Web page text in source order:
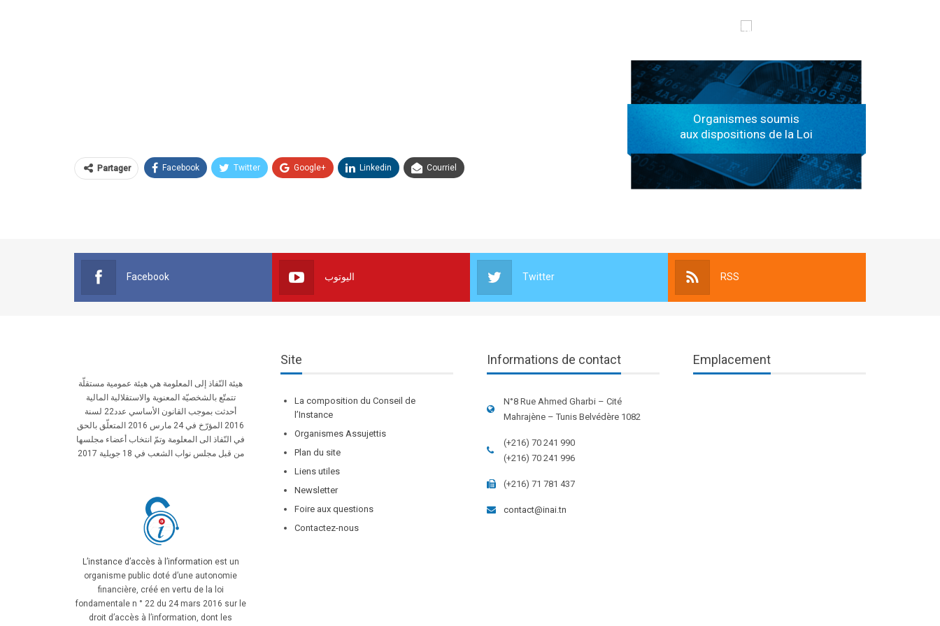
Partager Facebook Twitter Google+ Linkedin Courriel
الهياكل الخاضعة لقانون النفاذ إلى المعلومة
Organismes soumis
aux dispositions de la Loi
Facebook اليوتوب Twitter RSS
هيئة النّفاذ إلى المعلومة هي هيئة عمومية مستقلّة
تتمتّع بالشخصيّة المعنوية والاستقلالية المالية
أحدثت بموجب القانون الأساسي عدد22 لسنة
2016 المؤرّخ في 24 مارس 2016 المتعلّق بالحق
في النّفاذ الى المعلومة وتمّ انتخاب أعضاء مجلسها
من قبل مجلس نواب الشعب في 18 جويلية 2017
L’instance d’accès à l’information est un
organisme public doté d’une autonomie
financière, créé en vertu de la loi
fondamentale n ° 22 du 24 mars 2016 sur le
droit d’accès à l’information, dont les
Site
La composition du Conseil de
l’Instance
Organismes Assujettis
Plan du site
Liens utiles
Newsletter
Foire aux questions
Contactez-nous
Informations de contact
N°8 Rue Ahmed Gharbi – Cité
Mahrajène – Tunis Belvédère 1082
(+216) 70 241 990
(+216) 70 241 996
(+216) 71 781 437
contact@inai.tn
Emplacement